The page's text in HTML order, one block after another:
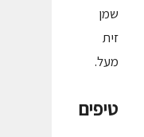
שמן
זית
מעל.
טיפים